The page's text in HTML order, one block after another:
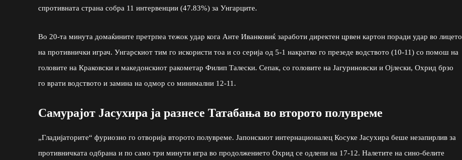
спротивната страна собра 11 интервенции (47.83%) за Унгарците.
Во 20-та минута домаќините претрпеа тежок удар кога Анте Иванковиќ заработи директен црвен картон поради удар во лицето
на противнички играч. Унгарскиот тим го искористи тоа и со серија од 5-1 накратко го презеде водството (10-11) со помош на
головите на Краковски и македонскиот ракометар Филип Талески. Сепак, со головите на Јагуриновски и Ојлески, Охрид брзо
го врати водството и замина на одмор со минимални 12-11.
Самурајот Јасухира ја разнесе Татабања во второто полувреме
„Гладијаторите“ фуриозно го отворија второто полувреме. Јапонскиот интернационалец Косуке Јасухира беше незапирлив за
противничката одбрана и по само три минути игра во продолжението Охрид се одлепи на 17-12. Налетите на сино-белите